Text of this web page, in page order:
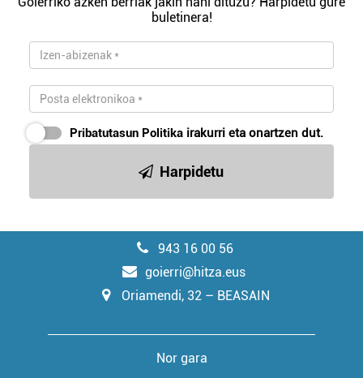
buletinera!
Pribatutasun Politika irakurri eta onartzen dut.
Harpidetu
943 16 00 56
goierri@hitza.eus
Oriamendi, 32 – BEASAIN
Nor gara